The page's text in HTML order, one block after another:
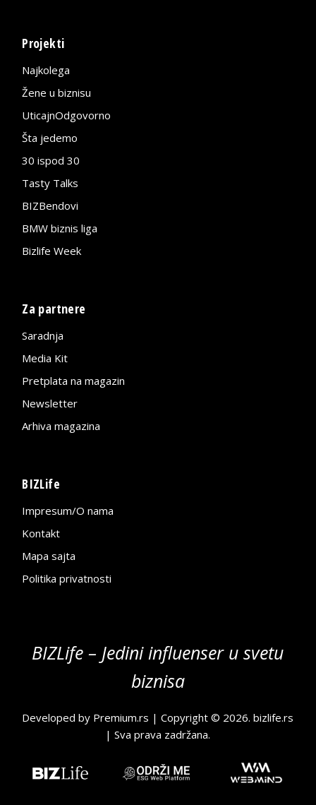
Projekti
Najkolega
Žene u biznisu
UticajnOdgovorno
Šta jedemo
30 ispod 30
Tasty Talks
BIZBendovi
BMW biznis liga
Bizlife Week
Za partnere
Saradnja
Media Kit
Pretplata na magazin
Newsletter
Arhiva magazina
BIZLife
Impresum/O nama
Kontakt
Mapa sajta
Politika privatnosti
BIZLife – Jedini influenser u svetu
biznisa
Developed by Premium.rs | Copyright © 2026.bizlife.rs
| Sva prava zadržana.